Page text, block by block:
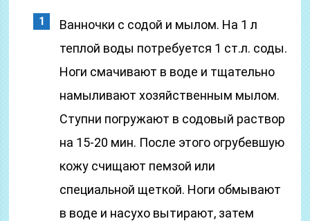
Ванночки с содой и мылом. На 1 л
теплой воды потребуется 1 ст.л. соды.
Ноги смачивают в воде и тщательно
намыливают хозяйственным мылом.
Ступни погружают в содовый раствор
на 15-20 мин. После этого огрубевшую
кожу счищают пемзой или
специальной щеткой. Ноги обмывают
в воде и насухо вытирают, затем